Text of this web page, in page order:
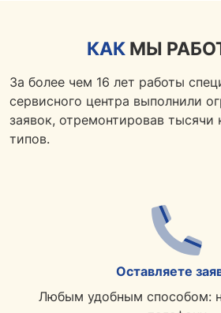
КАК МЫ
За более чем 16 лет работы
сервисного центра выполнили
заявок, отремонтировав
типов.
Оставляете
Любым удобным способом: